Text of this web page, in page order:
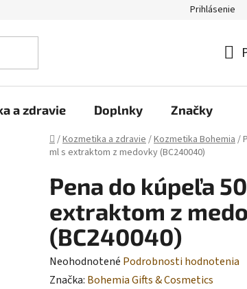
Prihlásenie
a zdravie Doplnky Značky
Domov
/Kozmetika a zdravie/Kozmetika Bohemia/
ml s extraktom z medovky (BC240040)
Pena do kúpeľa
extraktom z
(BC240040)
Priemerné
hodnotenie
Neohodnotené Podrobnosti hodnotenia
Značka: Bohemia Gifts & Cosmetics